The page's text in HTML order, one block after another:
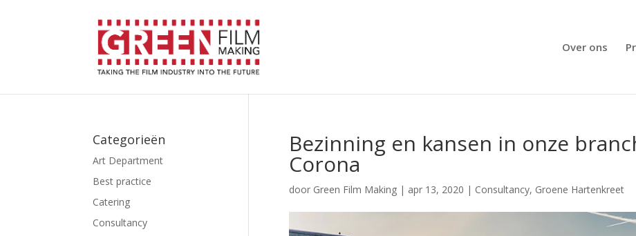
Over ons
Bezinning en kansen in onze
Corona
door Green Film Making| apr 13, 2020 | Consultancy, Groene Hartenkreet
Categorieën
Art Department
Best practice
Catering
Consultancy